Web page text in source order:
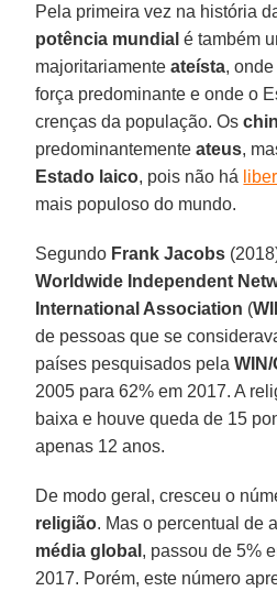
Pela primeira vez na história
potência mundial é também
majoritariamenteateísta,
força predominante e onde o
crenças da população. Os
predominantementeateus,
Estado laico, pois não há
mais populoso do mundo.
Segundo Frank Jacobs
Worldwide Independent
International Association (
de pessoas que se
países pesquisados pelaWIN/
2005 para 62% em 2017. A
baixa e houve queda de 15
apenas 12 anos.
De modo geral, cresceu o
religião. Mas o percentual de
média global , passou de 5%
2017. Porém, este número